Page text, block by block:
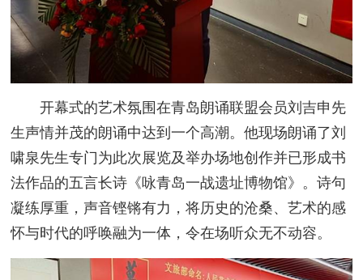
开幕式的艺术氛围在青岛朗诵联盟会员刘吉申先
生声情并茂的朗诵中达到一个高潮。他现场朗诵了刘
啸泉先生专门为此次展览及举办场地创作并已形成书
法作品的五言长诗《咏青岛一战遗址博物馆》。诗句
凝练厚重，声音铿锵有力，将历史的沧桑、艺术的感
怀与时代的呼唤融为一体，令在场听众无不动容。